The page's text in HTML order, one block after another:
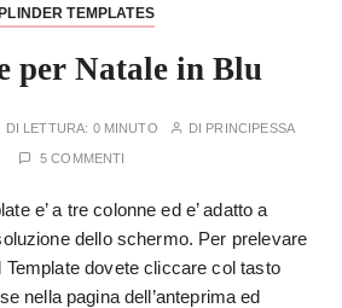
TEMPLATES
per Natale in Blu
DI LETTURA: 0 MINUTO DI PRINCIPESSA
5 COMMENTI
e’ a tre colonne ed e’ adatto a
dello schermo. Per prelevare
Template dovete cliccare col tasto
nella pagina dell’anteprima ed